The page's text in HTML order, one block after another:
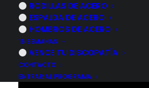
RODILLAS DE ACERO
ESPALDA DE ACERO
HOMBROS DE ACERO
16 SEMANAS
VENCE TU DISCOPATÍA
CONTACTO
ENTRAR AL PROGRAMA
13 MAYO, 2023 | POR